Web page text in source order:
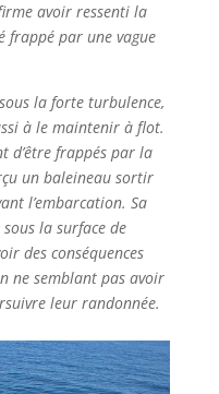
avoir ressenti la
frappé par une vague
la forte turbulence,
à le maintenir à flot.
d’être frappés par la
un baleineau sortir
l’embarcation. Sa
la surface de
des conséquences
ne semblant pas avoir
leur randonnée.